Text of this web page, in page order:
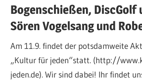
Bogenschießen, DiscGolf
Sören Vogelsang und
Am 11.9. findet der potsdamweite
„Kultur für jeden“statt. (http://
jeden.de). Wir sind dabei! Ihr findet